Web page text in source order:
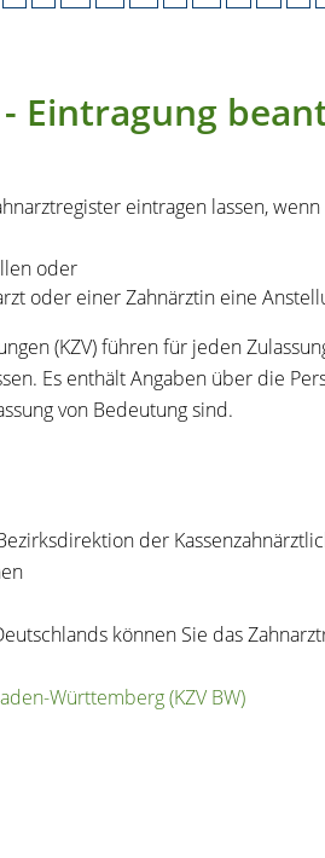
Eintragung
eintragen lassen, wenn
oder
oder einer Zahnärztin eine
(KZV) führen für jeden
Es enthält Angaben über die
von Bedeutung sind.
der
können Sie das
Württemberg (KZV BW)